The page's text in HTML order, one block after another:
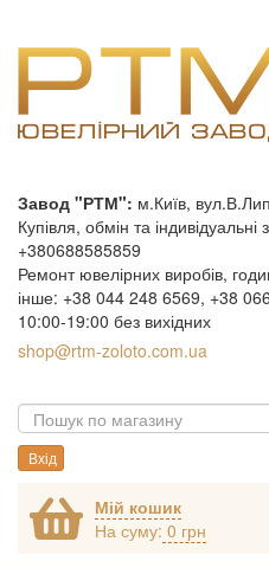
Завод "РТМ": м.Київ,
Купівля, обмін та
+380688585859
Ремонт ювелірних виробів,
інше: +38 044 248 6569, +38
10:00-19:00 без вихідних
shop@rtm-zoloto.com.ua
Вхід
Мій кошик
На суму: 0 грн